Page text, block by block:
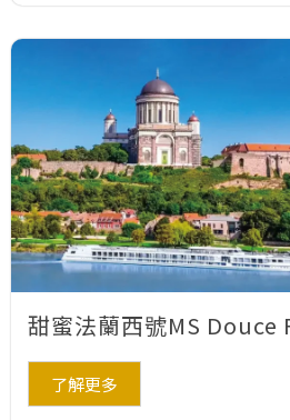
甜蜜法蘭西號MS Douce
了解更多